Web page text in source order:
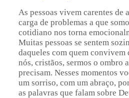
As pessoas vivem carentes de
carga de problemas a que
cotidiano nos torna
Muitas pessoas se sentem
daqueles com quem convivem
nós, cristãos, sermos o ombro
precisam. Nesses momentos
um sorriso, com um abraço,
as palavras que falam sobre